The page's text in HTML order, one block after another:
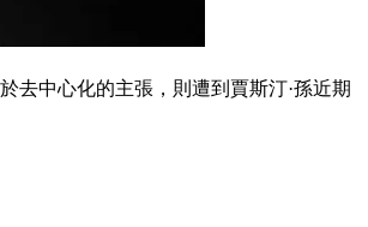
去中心化的主張，則遭到賈斯汀·孫近期